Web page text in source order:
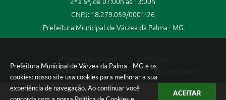
Prefeitura Municipal de Várzea da Palma - MG e os
cookies: nosso site usa cookies para melhorar a sua
experiência de navegação. Ao continuar você
ACEITAR
ira
da
.
CNPJ: 18.279.059/0001-26
Prefeitura Municipal de Várzea da Palma - MG
Portal atualizado em: